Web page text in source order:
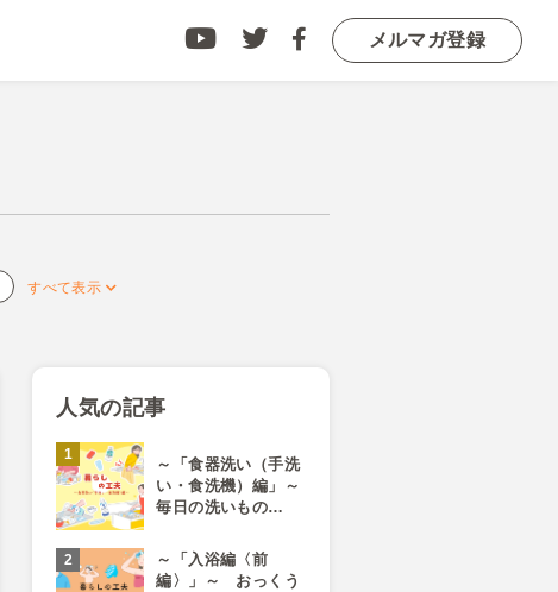
メルマガ登録
人気の記事
～「食器洗い（手洗
い・食洗機）編」～
毎日の洗いもの…
～「入浴編〈前
編〉」～ おっくう